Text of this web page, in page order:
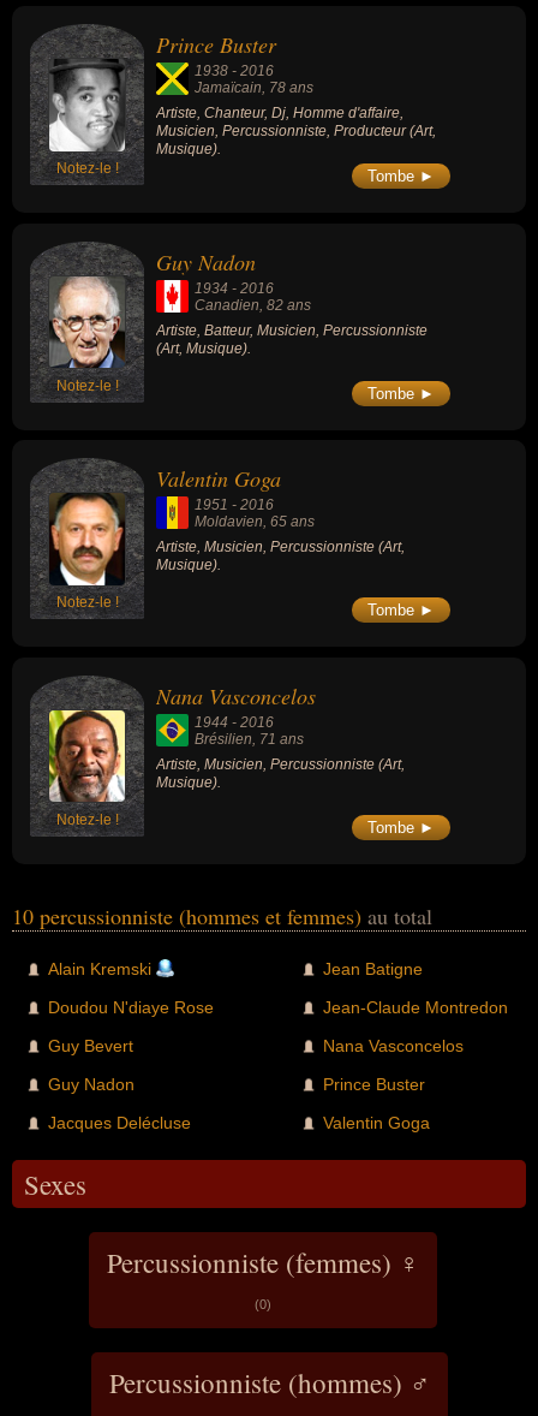
Notez-le !
Prince Buster
1938 - 2016
Jamaïcain, 78 ans
Artiste, Chanteur, Dj, Homme d'affaire,
Musicien, Percussionniste, Producteur (Art,
Musique).
Tombe ►
Notez-le !
Guy Nadon
1934 - 2016
Canadien, 82 ans
Artiste, Batteur, Musicien, Percussionniste
(Art, Musique).
Tombe ►
Notez-le !
Valentin Goga
1951 - 2016
Moldavien, 65 ans
Artiste, Musicien, Percussionniste (Art,
Musique).
Tombe ►
Notez-le !
Nana Vasconcelos
1944 - 2016
Brésilien, 71 ans
Artiste, Musicien, Percussionniste (Art,
Musique).
Tombe ►
10 percussionniste (hommes et femmes) au total
Alain Kremski
Doudou N'diaye Rose
Guy Bevert
Guy Nadon
Jacques Delécluse
Jean Batigne
Jean-Claude Montredon
Nana Vasconcelos
Prince Buster
Valentin Goga
Sexes
Percussionniste (femmes) ♀
(0)
Percussionniste (hommes) ♂